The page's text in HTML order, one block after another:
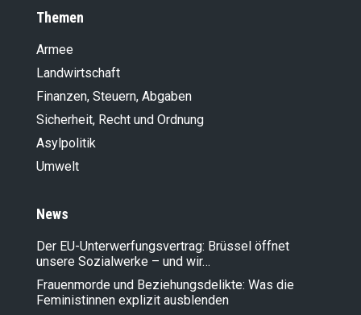
Themen
Armee
Landwirt­schaft
Finanzen, Steuern, Abgaben
Sicherheit, Recht und Ordnung
Asylpolitik
Umwelt
News
Der EU-Unterwerfungsvertrag: Brüssel öffnet
unsere Sozialwerke – und wir…
Frauenmorde und Beziehungsdelikte: Was die
Feministinnen explizit ausblenden